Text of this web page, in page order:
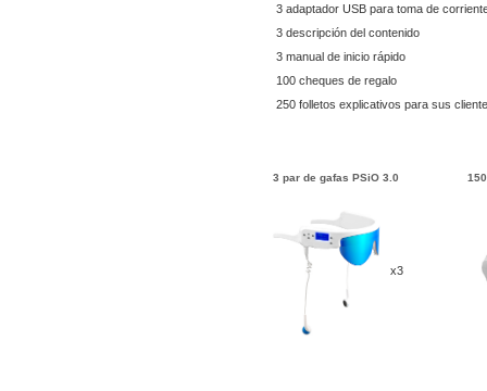
3 adaptador USB para toma de
3 descripción del contenido
3 manual de inicio rápido
100 cheques de regalo
250 folletos explicativos para sus
3 par de gafas PSiO 3.0
x3